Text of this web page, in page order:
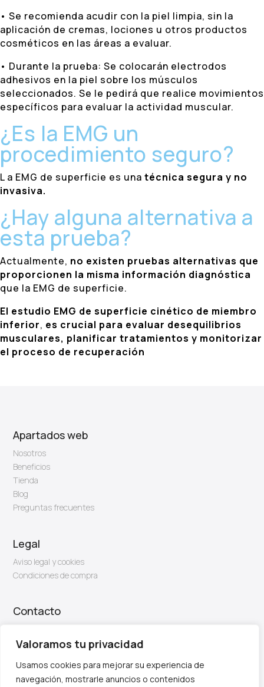
Valoramos tu privacidad
Usamos cookies para mejorar su experiencia de
navegación, mostrarle anuncios o contenidos
• Se recomienda acudir con la piel limpia, sin la
aplicación de cremas, lociones u otros productos
cosméticos en las áreas a evaluar.
• Durante la prueba: Se colocarán electrodos
adhesivos en la piel sobre los músculos
seleccionados. Se le pedirá que realice movimientos
específicos para evaluar la actividad muscular.
¿Es la EMG un
procedimiento seguro?
L a EMG de superficie es una técnica segura y no
invasiva.
¿Hay alguna alternativa a
esta prueba?
Actualmente, no existen pruebas alternativas que
proporcionen la misma información diagnóstica
que la EMG de superficie.
El estudio EMG de superficie cinético de miembro
inferior, es crucial para evaluar desequilibrios
musculares, planificar tratamientos y monitorizar
el proceso de recuperación
Apartados web
Nosotros
Beneficios
Tienda
Blog
Preguntas frecuentes
Legal
Aviso legal y cookies
Condiciones de compra
Contacto